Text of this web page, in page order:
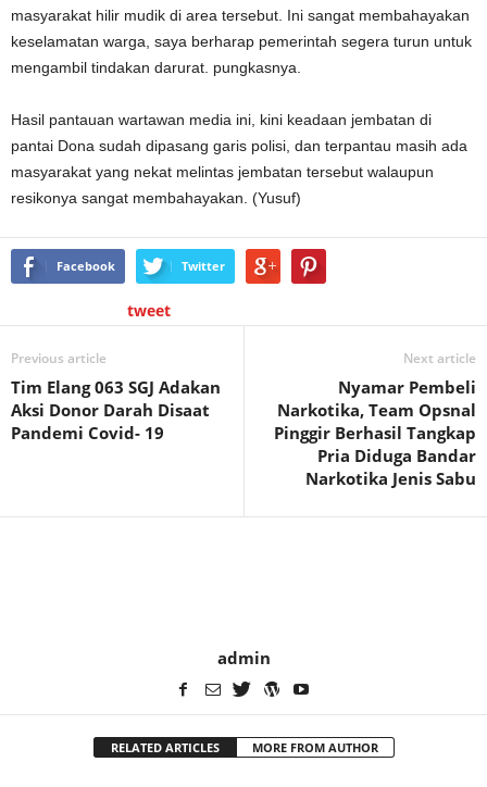
masyarakat hilir mudik di area tersebut. Ini sangat membahayakan
keselamatan warga, saya berharap pemerintah segera turun untuk
mengambil tindakan darurat. pungkasnya.
Hasil pantauan wartawan media ini, kini keadaan jembatan di
pantai Dona sudah dipasang garis polisi, dan terpantau masih ada
masyarakat yang nekat melintas jembatan tersebut walaupun
resikonya sangat membahayakan. (Yusuf)
Facebook Twitter
tweet
Previous article
Tim Elang 063 SGJ Adakan
Aksi Donor Darah Disaat
Pandemi Covid- 19
Next article
Nyamar Pembeli
Narkotika, Team Opsnal
Pinggir Berhasil Tangkap
Pria Diduga Bandar
Narkotika Jenis Sabu
admin
RELATED ARTICLES MORE FROM AUTHOR